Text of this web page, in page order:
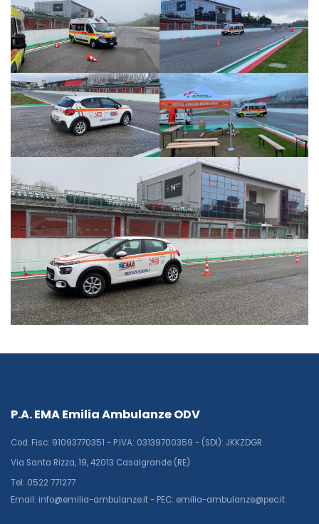
P.A. EMA Emilia Ambulanze ODV
Cod. Fisc: 91093770351 - P.IVA: 03139700359 - (SDI): JKKZDGR
Via Santa Rizza, 19, 42013 Casalgrande (RE)
Tel: 0522 771277
Email: info@emilia-ambulanze.it - PEC: emilia-ambulanze@pec.it